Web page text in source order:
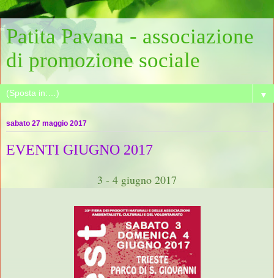
Patita Pavana - associazione
di promozione sociale
▼
sabato 27 maggio 2017
EVENTI GIUGNO 2017
3 - 4 giugno 2017